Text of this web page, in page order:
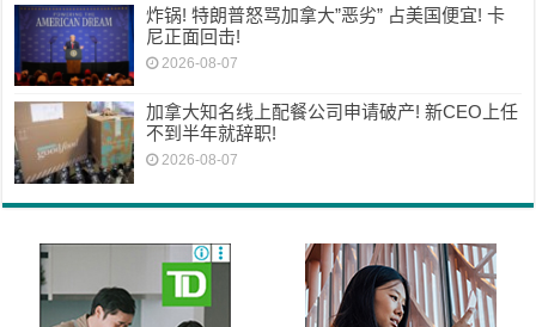
炸锅! 特朗普怒骂加拿大”恶劣” 占美国便宜! 卡
尼正面回击!
2026-08-07
加拿大知名线上配餐公司申请破产! 新CEO上任
不到半年就辞职!
2026-08-07